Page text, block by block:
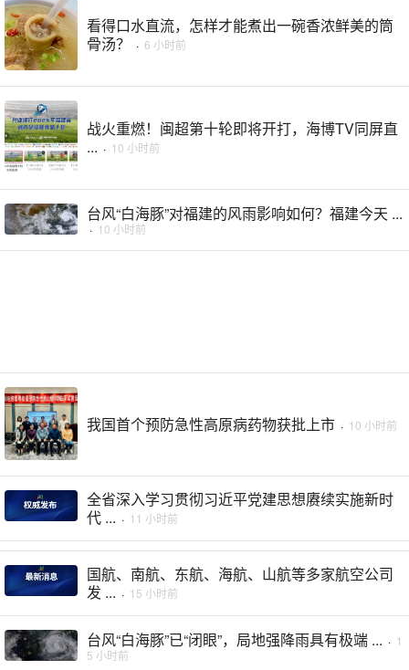
看得口水直流，怎样才能煮出一碗香浓鲜美的筒
骨汤？
· 6 小时前
战火重燃！闽超第十轮即将开打，海博TV同屏直
... · 10 小时前
台风“白海豚”对福建的风雨影响如何？福建今天 ...
· 10 小时前
我国首个预防急性高原病药物获批上市 · 10 小时前
全省深入学习贯彻习近平党建思想赓续实施新时
代 ... · 11 小时前
国航、南航、东航、海航、山航等多家航空公司
发 ... · 15 小时前
台风“白海豚”已“闭眼”，局地强降雨具有极端 ... · 1
5 小时前